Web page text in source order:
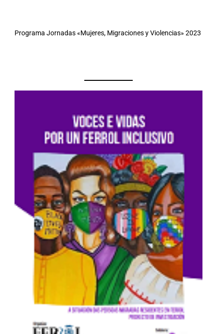
Programa Jornadas «Mujeres, Migraciones y Violencias» 2023